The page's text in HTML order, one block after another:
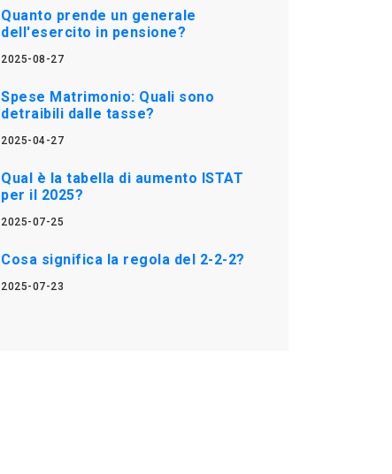
Quanto prende un generale
dell'esercito in pensione?
2025-08-27
Spese Matrimonio: Quali sono
detraibili dalle tasse?
2025-04-27
Qual è la tabella di aumento ISTAT
per il 2025?
2025-07-25
Cosa significa la regola del 2-2-2?
2025-07-23